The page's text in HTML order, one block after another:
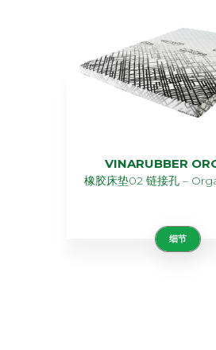
VINARUBBER
橡胶床垫02 链接孔 –
细节